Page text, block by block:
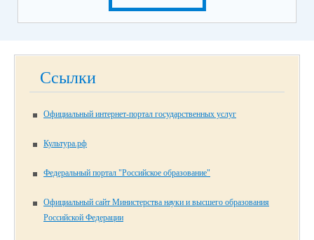
Ссылки
Официальный интернет-портал государственных услуг
Культура.рф
Федеральный портал "Российское образование"
Официальный сайт Министерства науки и высшего образования
Российской Федерации